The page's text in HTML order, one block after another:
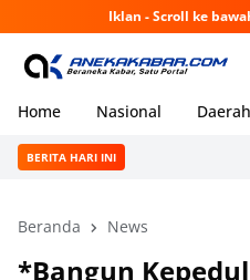
Iklan - Scroll ke
Home Nasional Daerah
BERITA HARI INI
Beranda News
*Bangun